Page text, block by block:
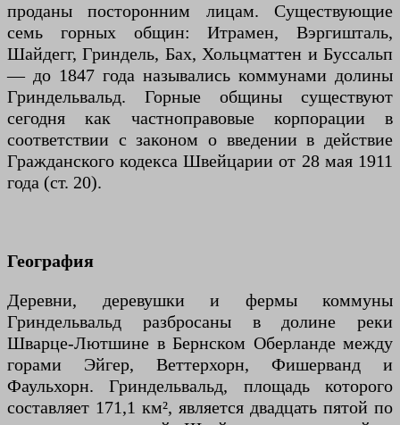
проданы посторонним лицам. Существующие
семь горных общин: Итрамен, Вэргишталь,
Шайдегг, Гриндель, Бах, Хольцматтен и Буссальп
— до 1847 года назывались коммунами долины
Гриндельвальд. Горные общины существуют
сегодня как частноправовые корпорации в
соответствии с законом о введении в действие
Гражданского кодекса Швейцарии от 28 мая 1911
года (ст. 20).
География
Деревни, деревушки и фермы коммуны
Гриндельвальд разбросаны в долине реки
Шварце-Лютшине в Бернском Оберланде между
горами Эйгер, Веттерхорн, Фишерванд и
Фаульхорн. Гриндельвальд, площадь которого
составляет 171,1 км², является двадцать пятой по